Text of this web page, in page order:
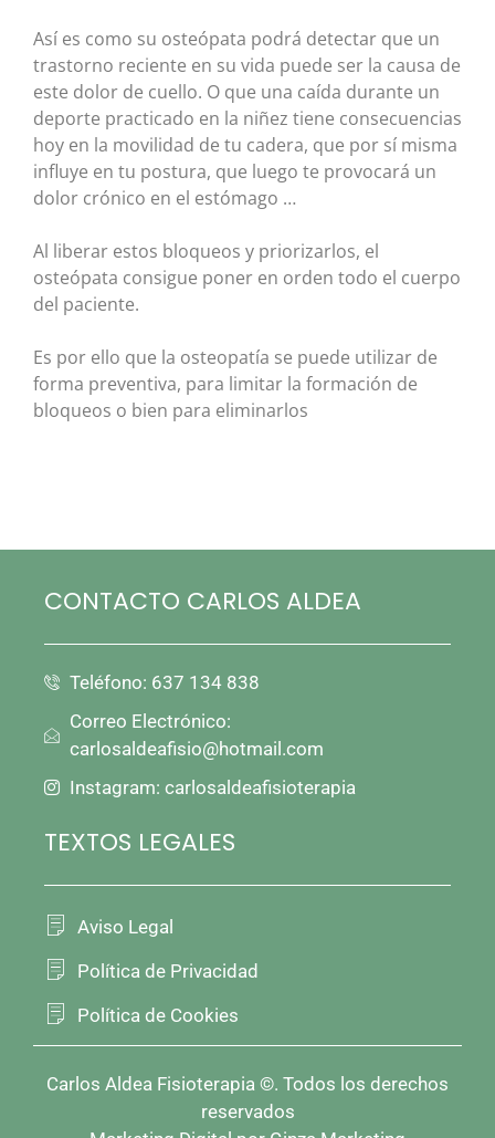
Así es como su osteópata podrá detectar que un
trastorno reciente en su vida puede ser la causa de
este dolor de cuello. O que una caída durante un
deporte practicado en la niñez tiene consecuencias
hoy en la movilidad de tu cadera, que por sí misma
influye en tu postura, que luego te provocará un
dolor crónico en el estómago …
Al liberar estos bloqueos y priorizarlos, el
osteópata consigue poner en orden todo el cuerpo
del paciente.
Es por ello que la osteopatía se puede utilizar de
forma preventiva, para limitar la formación de
bloqueos o bien para eliminarlos
CONTACTO CARLOS ALDEA
Teléfono: 637 134 838
Correo Electrónico:
carlosaldeafisio@hotmail.com
Instagram: carlosaldeafisioterapia
TEXTOS LEGALES
Aviso Legal
Política de Privacidad
Política de Cookies
Carlos Aldea Fisioterapia ©. Todos los derechos
reservados